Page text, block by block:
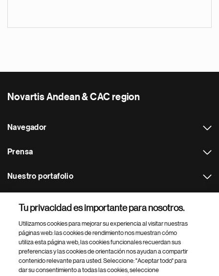
Novartis Andean & CAC region
Navegador
Prensa
Nuestro portafolio
Footer Site Search
Tu privacidad es importante para nosotros.
Utilizamos cookies para mejorar su experiencia al visitar nuestras
páginas web: las cookies de rendimiento nos muestran cómo
utiliza esta página web, las cookies funcionales recuerdan sus
preferencias y las cookies de orientación nos ayudan a compartir
contenido relevante para usted. Seleccione: "Aceptar todo" para
dar su consentimiento a todas las cookies, seleccione